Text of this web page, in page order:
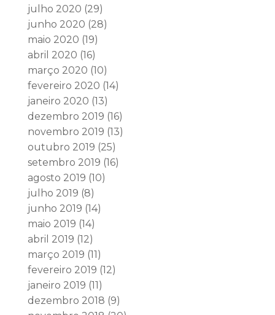
julho 2020 (29)
junho 2020 (28)
maio 2020 (19)
abril 2020 (16)
março 2020 (10)
fevereiro 2020 (14)
janeiro 2020 (13)
dezembro 2019 (16)
novembro 2019 (13)
outubro 2019 (25)
setembro 2019 (16)
agosto 2019 (10)
julho 2019 (8)
junho 2019 (14)
maio 2019 (14)
abril 2019 (12)
março 2019 (11)
fevereiro 2019 (12)
janeiro 2019 (11)
dezembro 2018 (9)